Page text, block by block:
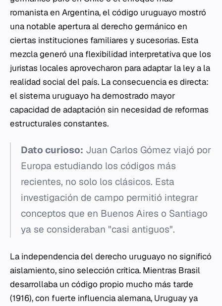
romanista en Argentina, el código uruguayo mostró
una notable apertura al derecho germánico en
ciertas instituciones familiares y sucesorias. Esta
mezcla generó una flexibilidad interpretativa que los
juristas locales aprovecharon para adaptar la ley a la
realidad social del país. La consecuencia es directa:
el sistema uruguayo ha demostrado mayor
capacidad de adaptación sin necesidad de reformas
estructurales constantes.
Dato curioso: Juan Carlos Gómez viajó por
Europa estudiando los códigos más
recientes, no solo los clásicos. Esta
investigación de campo permitió integrar
conceptos que en Buenos Aires o Santiago
ya se consideraban "casi antiguos".
La independencia del derecho uruguayo no significó
aislamiento, sino selección crítica. Mientras Brasil
desarrollaba un código propio mucho más tarde
(1916), con fuerte influencia alemana, Uruguay ya